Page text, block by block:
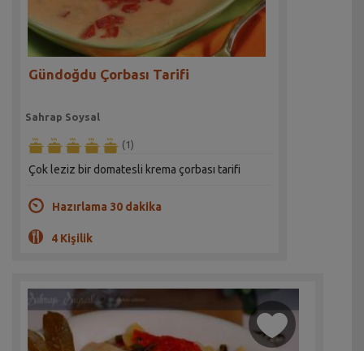
Gündoğdu Çorbası Tarifi
Sahrap Soysal
(1)
Çok leziz bir domatesli krema çorbası tarifi
Hazırlama 30 dakika
4 Kişilik